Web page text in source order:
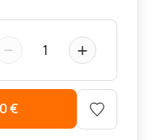
− 1 +
€